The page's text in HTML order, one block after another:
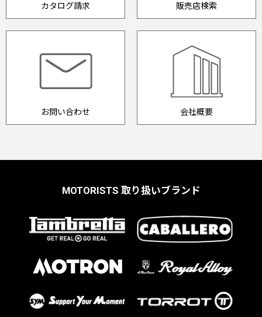
カタログ請求 販売店検索
お問い合わせ 会社概要
MOTORISTS 取り扱いブランド